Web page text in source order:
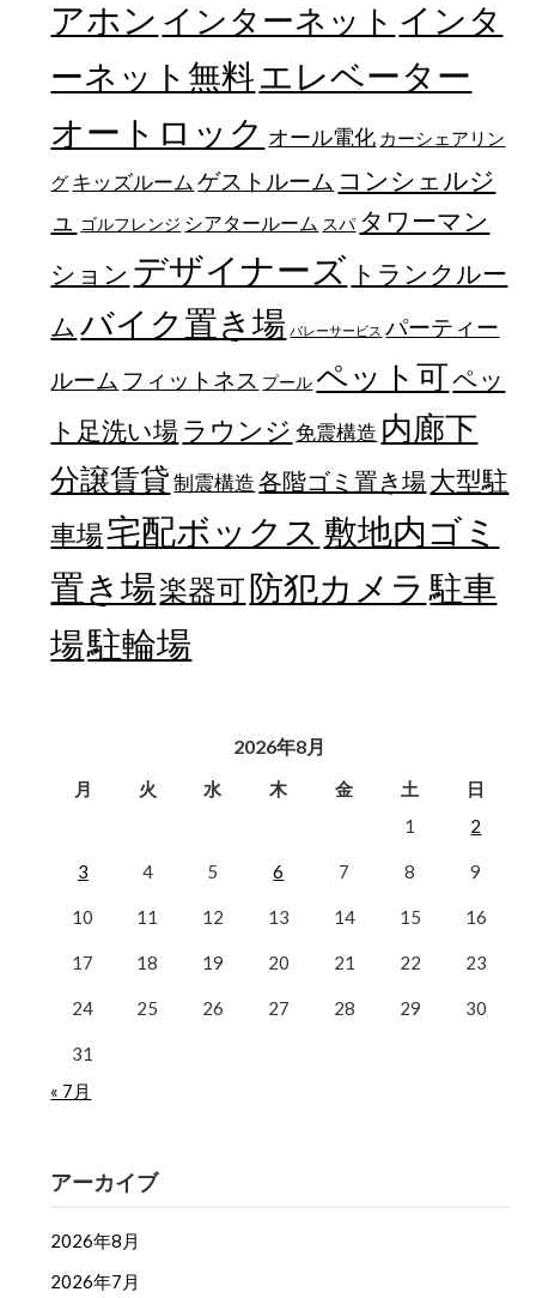
アホン インターネット インタ
ーネット無料エレベーター
オートロック オール電化 カーシェアリン
グ キッズルーム ゲストルーム コンシェルジ
ュ
ゴルフレンジ シアタールーム スパ タワーマン
ション デザイナーズ トランクルー
ム バイク置き場 バレーサービス パーティー
ルーム フィットネス プール ペット可ペッ
ト足洗い場 ラウンジ 免震構造 内廊下
分譲賃貸 制震構造 各階ゴミ置き場大型駐
車場宅配ボックス 敷地内ゴミ
置き場楽器可防犯カメラ 駐車
場駐輪場
2026年8月
月 火 水 木 金 土
日
1
2
3 4 5 6 7 8 9
10 11 12 13 14 15 16
17 18 19 20 21 22 23
24 25 26 27 28 29 30
31
« 7月
アーカイブ
2026年8月
2026年7月